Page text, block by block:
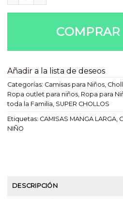
COMPRAR
Añadir a la lista de deseos
Categorías: Camisas para Niños,
Ropa outlet para niños, Ropa para
toda la Familia, SUPER CHOLLOS
Etiquetas: CAMISAS MANGA LARGA,
NIÑO
DESCRIPCIÓN